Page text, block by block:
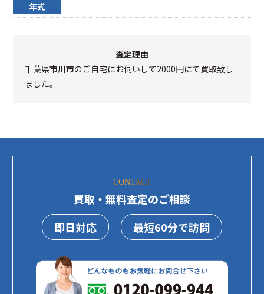
年式
査定理由
千葉県市川市のご自宅にお伺いして2000円にて買取致し
ました。
CONTACT
買取・無料査定のご相談
即日対応
最短60分で訪問